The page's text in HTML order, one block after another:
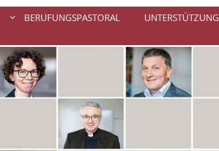
BERUFUNGSPASTORAL UNTERSTÜTZUNG